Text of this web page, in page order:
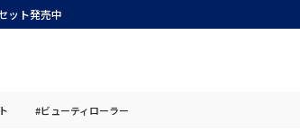
ット発売中
#ビューティローラー